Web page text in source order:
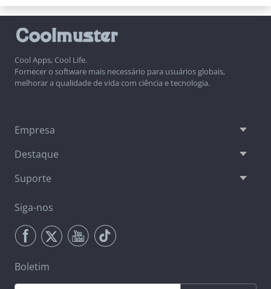
Cool Apps, Cool Life.
Fornecer o software mais necessário para usuários globais,
melhorar a qualidade de vida com ciência e tecnologia.
Empresa
Destaque
Suporte
Siga-nos
Boletim